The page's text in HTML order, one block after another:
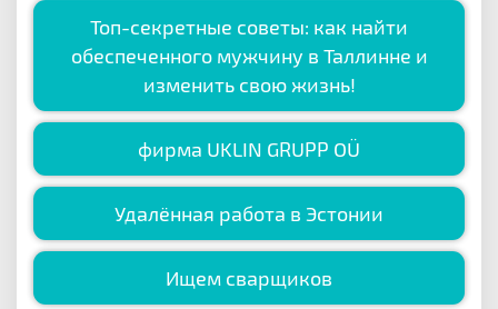
Топ-секретные советы: как найти
обеспеченного мужчину в Таллинне и
изменить свою жизнь!
фирма UKLIN GRUPP OÜ
Удалённая работа в Эстонии
Ищем сварщиков